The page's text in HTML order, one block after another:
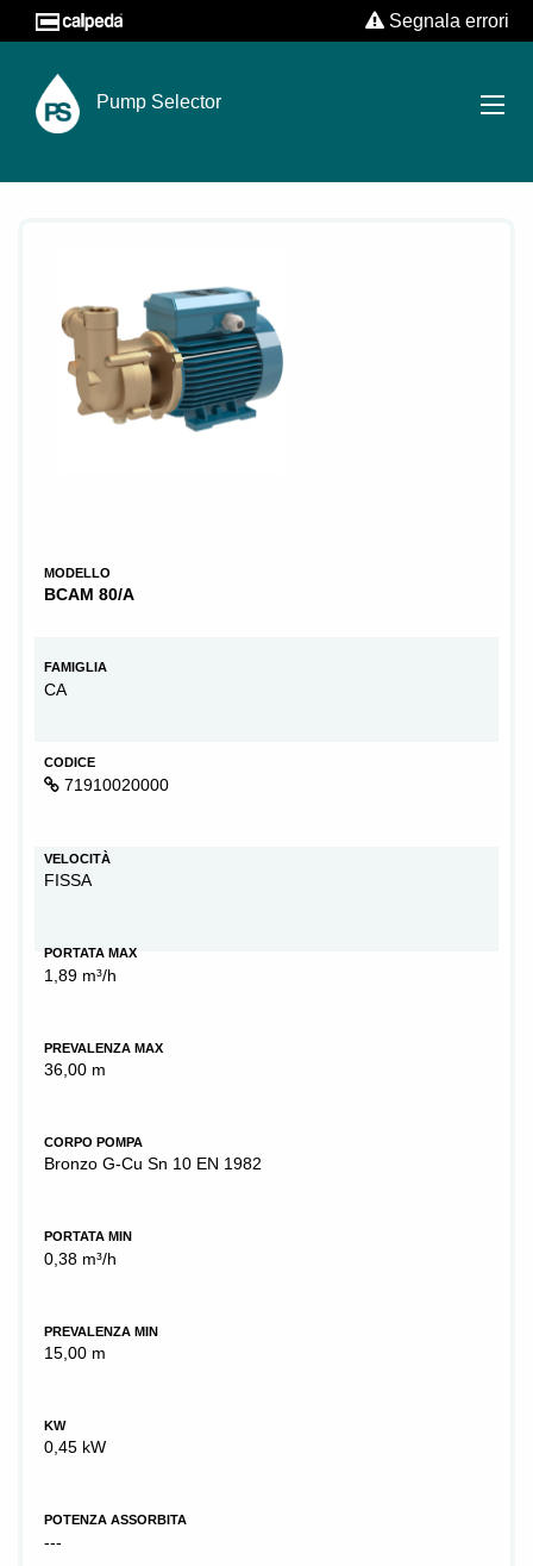
Segnala errori
Pump Selector
MODELLO
BCAM 80/A
FAMIGLIA
CA
CODICE
71910020000
VELOCITÀ
FISSA
PORTATA MAX
1,89 m³/h
PREVALENZA MAX
36,00 m
CORPO POMPA
Bronzo G-Cu Sn 10 EN 1982
PORTATA MIN
0,38 m³/h
PREVALENZA MIN
15,00 m
KW
0,45 kW
POTENZA ASSORBITA
---